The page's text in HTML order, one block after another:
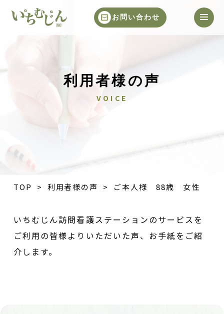
お問い合わせ
利用者様の声
VOICE
TOP > 利用者様の声 > ご本人様 88歳 女性
いちむじん訪問看護ステーションのサービスを
ご利用の皆様よりいただいた声、お手紙をご紹
介します。